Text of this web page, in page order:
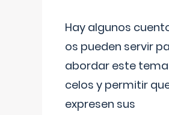
Hay algunos
os pueden servir
abordar este
celos y permitir
expresen sus